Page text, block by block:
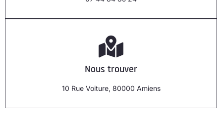
Nous trouver
10 Rue Voiture, 80000 Amiens